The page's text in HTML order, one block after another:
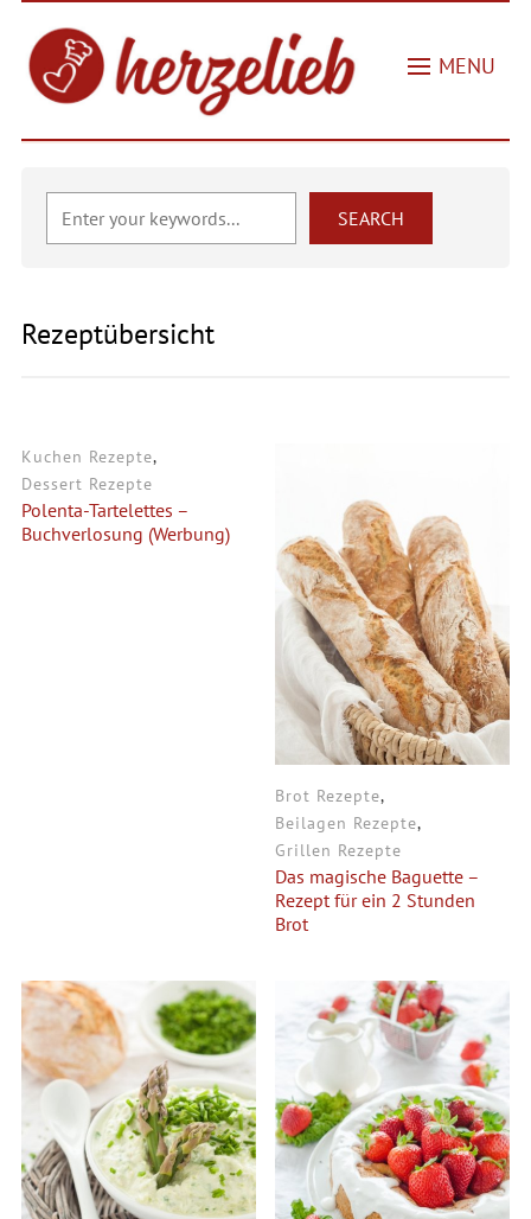
MENU
Rezeptübersicht
Kuchen Rezepte,
Dessert Rezepte
Polenta-Tartelettes –
Buchverlosung (Werbung)
Brot Rezepte,
Beilagen Rezepte,
Grillen Rezepte
Das magische Baguette –
Rezept für ein 2 Stunden
Brot